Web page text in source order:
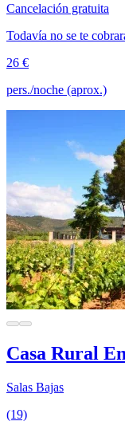
Cancelación gratuita
Todavía no se te
26 €
pers./noche (aprox.)
Casa Rural
Salas Bajas
(19)